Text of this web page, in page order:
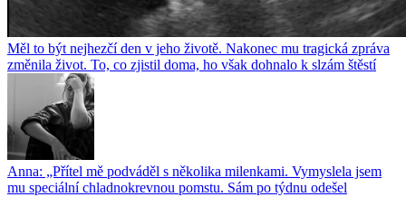
Měl to být nejhezčí den v jeho životě. Nakonec mu tragická zpráva
změnila život. To, co zjistil doma, ho však dohnalo k slzám štěstí
Anna: „Přítel mě podváděl s několika milenkami. Vymyslela jsem
mu speciální chladnokrevnou pomstu. Sám po týdnu odešel